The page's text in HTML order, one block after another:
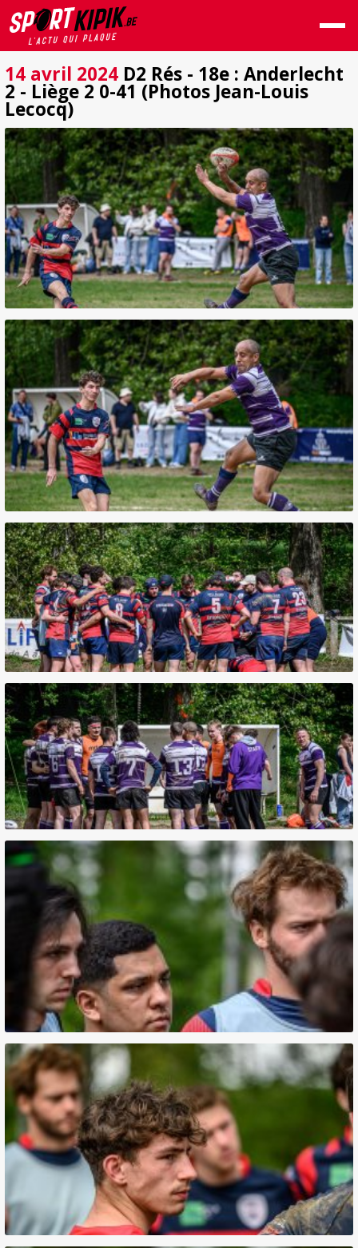
14 avril 2024 D2 Rés - 18e : Anderlecht
2 - Liège 2 0-41 (Photos Jean-Louis
Lecocq)